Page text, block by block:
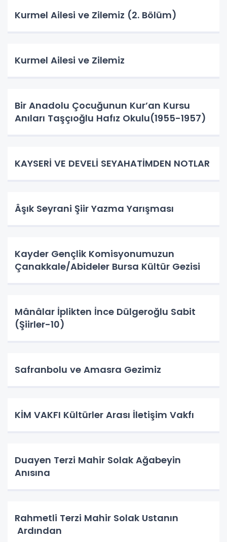
Kurmel Ailesi ve Zilemiz (2. Bölüm)
Kurmel Ailesi ve Zilemiz
Bir Anadolu Çocuğunun Kur’an Kursu
Anıları Taşçıoğlu Hafız Okulu(1955-1957)
KAYSERİ VE DEVELİ SEYAHATİMDEN NOTLAR
Âşık Seyrani Şiir Yazma Yarışması
Kayder Gençlik Komisyonumuzun
Çanakkale/Abideler Bursa Kültür Gezisi
Mânâlar İplikten İnce Dülgeroğlu Sabit
(Şiirler-10)
Safranbolu ve Amasra Gezimiz
KİM VAKFI Kültürler Arası İletişim Vakfı
Duayen Terzi Mahir Solak Ağabeyin
Anısına
Rahmetli Terzi Mahir Solak Ustanın
Ardından